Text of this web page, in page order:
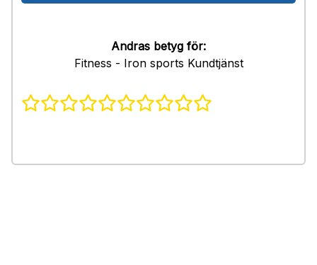
Andras betyg för:
Fitness - Iron sports Kundtjänst